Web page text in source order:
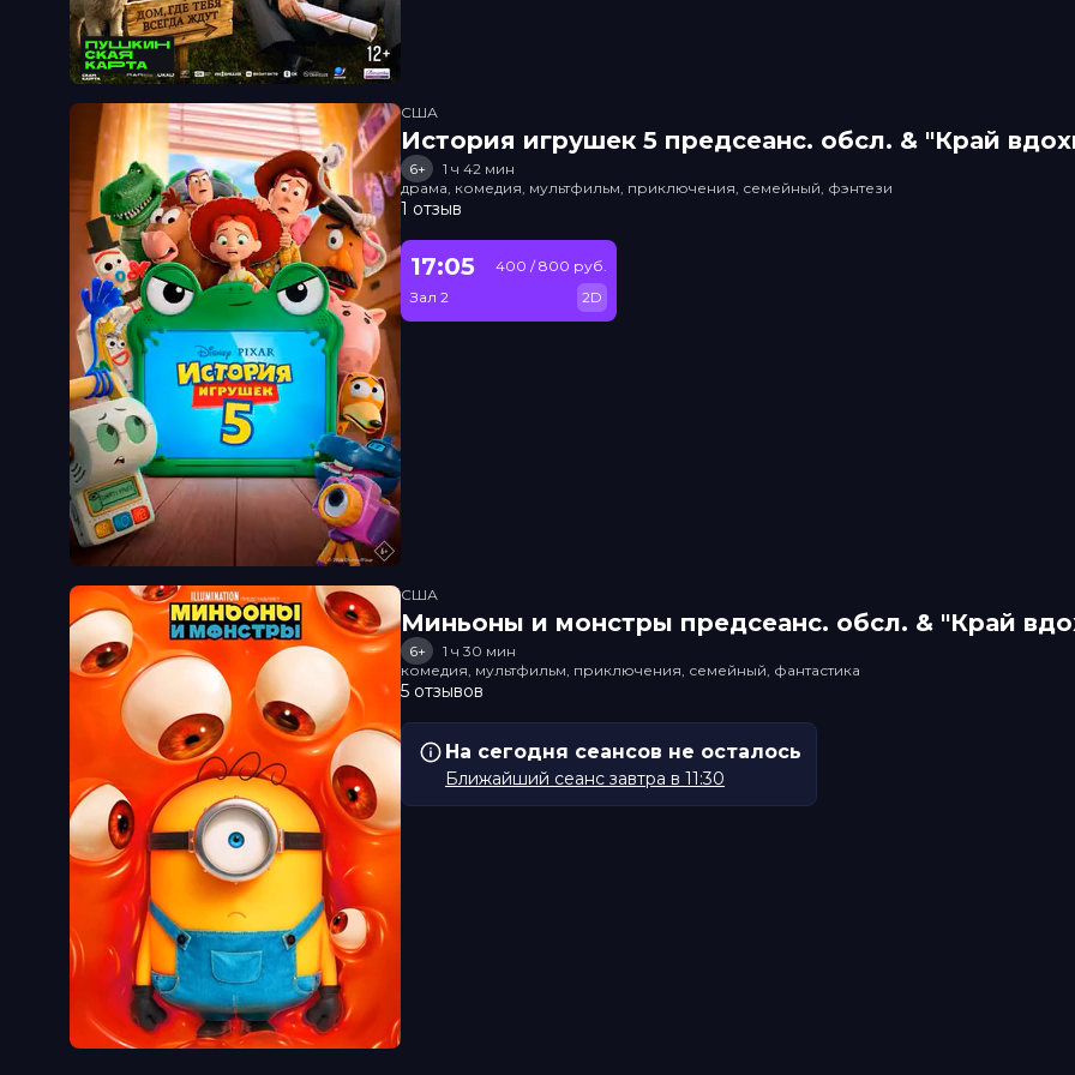
США
История игрушек 5 прeдсeанc. обсл. & "Край
6+
1 ч 42 мин
драма, комедия, мультфильм, приключения, семейный, фэнтези
1 отзыв
17:05
Зал 2
400 / 800 руб.
2D
США
Миньоны и монстры прeдсeанc. обсл. & "Край
6+
1 ч 30 мин
комедия, мультфильм, приключения, семейный, фантастика
5 отзывов
На сегодня сеансов не осталось
Ближайший сеанс завтра в 11:30